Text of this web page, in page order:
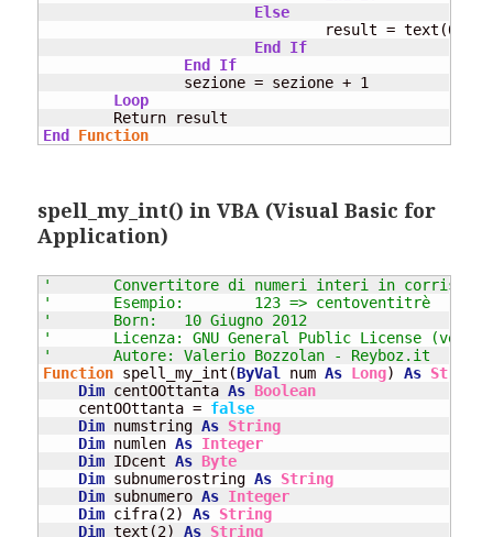
Else
End
If
End
If
Loop
End
Function
spell_my_int() in VBA (Visual Basic for
Application)
'	Convertitore di numeri interi in
'	Esempio:	123 => centoventitrè
'	Born:	10 Giugno 2012
'	Licenza: GNU General Public License
'	Autore: Valerio Bozzolan - Reyboz.it
Function spell_my_int(ByVal num As Long) As String
Dim centOOttanta As Boolean
    centOOttanta =
false
Dim numstring As String
Dim numlen As Integer
Dim IDcent As Byte
Dim subnumerostring As String
Dim subnumero As Integer
Dim cifra(2) As String
Dim text(2) As String